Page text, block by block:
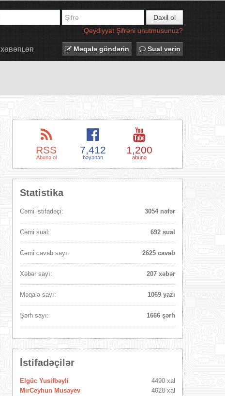
Daxil ol
Qeydiyyat Şifrəni unutmusunuz?
XƏBƏRLƏR Məqalə göndərin Sual verin
RSS
Abunə ol
7,412
bəyənən
1,200
abunə
Statistika
Cəmi istifadəçi: 3054 nəfər
Cəmi sual: 692 sual
Cəmi cavab sayı: 2625 cavab
Xəbər sayı: 207 xəbər
Məqalə sayı: 1069 yazı
Şərh sayı: 1666 şərh
İstifadəçilər
Elgüc Yusifbəyli
4490 xal
MirCeyhun Musayev
4028 xal